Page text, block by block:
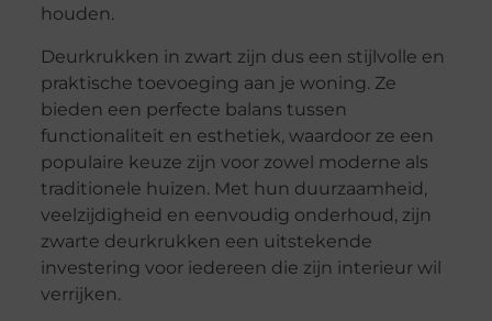
houden.
Deurkrukken in zwart zijn dus een stijlvolle en
praktische toevoeging aan je woning. Ze
bieden een perfecte balans tussen
functionaliteit en esthetiek, waardoor ze een
populaire keuze zijn voor zowel moderne als
traditionele huizen. Met hun duurzaamheid,
veelzijdigheid en eenvoudig onderhoud, zijn
zwarte deurkrukken een uitstekende
investering voor iedereen die zijn interieur wil
verrijken.